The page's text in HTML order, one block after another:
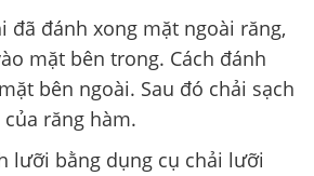
đã đánh xong mặt ngoài răng,
mặt bên trong. Cách đánh
bên ngoài. Sau đó chải sạch
răng hàm.
lưỡi bằng dụng cụ chải lưỡi